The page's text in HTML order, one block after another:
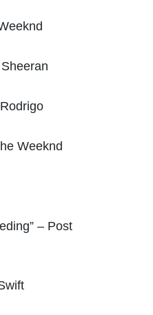
Weeknd
– Post